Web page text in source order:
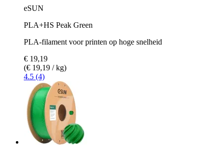
eSUN
PLA+HS Peak Green
PLA-filament voor printen op hoge snelheid
€ 19,19
(€ 19,19 / kg)
4.5 (4)